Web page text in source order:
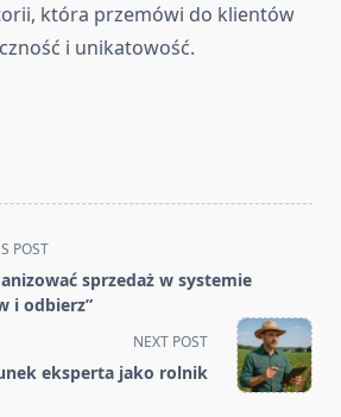
która przemówi do klientów
i unikatowość.
POST
sprzedaż w systemie
i odbierz”
NEXT POST
eksperta jako rolnik